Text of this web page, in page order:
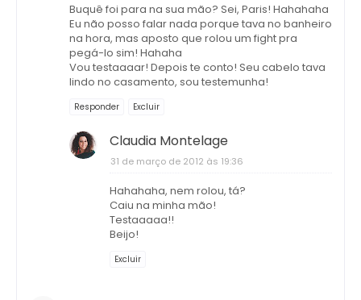
Buquê foi para na sua mão? Sei, Paris! Hahahaha
Eu não posso falar nada porque tava no banheiro
na hora, mas aposto que rolou um fight pra
pegá-lo sim! Hahaha
Vou testaaaar! Depois te conto! Seu cabelo tava
lindo no casamento, sou testemunha!
Responder Excluir
Claudia Montelage
31 de março de 2012 às 19:36
Hahahaha, nem rolou, tá?
Caiu na minha mão!
Testaaaaa!!
Beijo!
Excluir